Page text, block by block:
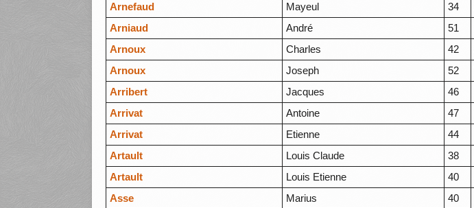
Arnefaud
Mayeul 34
Arniaud
André 51
Arnoux
Charles 42
Arnoux
Joseph 52
Arribert
Jacques 46
Arrivat
Antoine 47
Arrivat
Etienne 44
Artault
Louis Claude 38
Artault
Louis Etienne 40
Asse
Marius 40